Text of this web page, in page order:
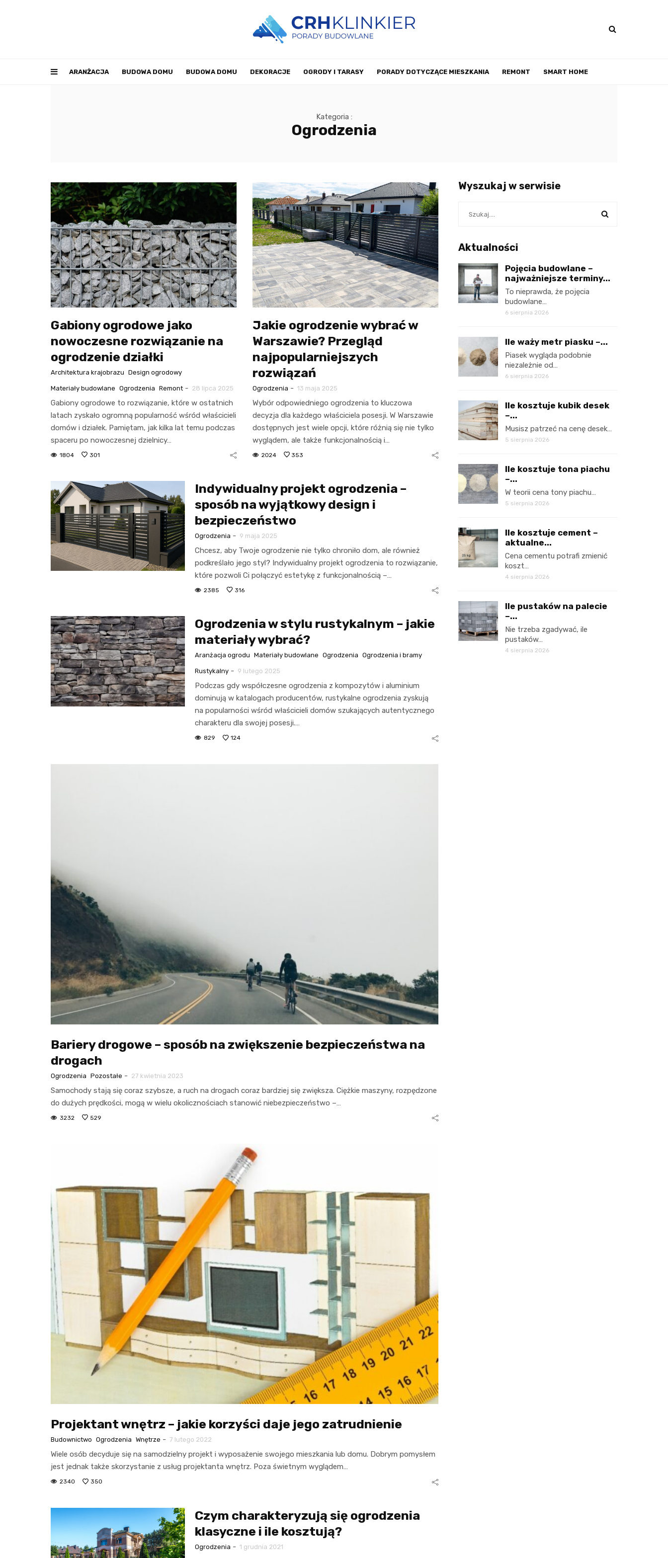
ARANŻACJA BUDOWA DOMU BUDOWA DOMU DEKORACJE OGRODY I TARASY PORADY DOTYCZĄCE MIESZKANIA REMONT SMART HOME
Kategoria :
Ogrodzenia
Gabiony ogrodowe jako
nowoczesne rozwiązanie na
ogrodzenie działki
Architektura krajobrazu Design ogrodowy
Materiały budowlane Ogrodzenia Remont - 28 lipca 2025
Gabiony ogrodowe to rozwiązanie, które w ostatnich
latach zyskało ogromną popularność wśród właścicieli
domów i działek. Pamiętam, jak kilka lat temu podczas
spaceru po nowoczesnej dzielnicy…
1804 301
Jakie ogrodzenie wybrać w
Warszawie? Przegląd
najpopularniejszych
rozwiązań
Ogrodzenia - 13 maja 2025
Wybór odpowiedniego ogrodzenia to kluczowa
decyzja dla każdego właściciela posesji. W Warszawie
dostępnych jest wiele opcji, które różnią się nie tylko
wyglądem, ale także funkcjonalnością i…
2024 353
Indywidualny projekt ogrodzenia –
sposób na wyjątkowy design i
bezpieczeństwo
Ogrodzenia - 9 maja 2025
Chcesz, aby Twoje ogrodzenie nie tylko chroniło dom, ale również
podkreślało jego styl? Indywidualny projekt ogrodzenia to rozwiązanie,
które pozwoli Ci połączyć estetykę z funkcjonalnością –…
2385 316
Ogrodzenia w stylu rustykalnym – jakie
materiały wybrać?
Aranżacja ogrodu Materiały budowlane Ogrodzenia Ogrodzenia i bramy
Rustykalny - 9 lutego 2025
Podczas gdy współczesne ogrodzenia z kompozytów i aluminium
dominują w katalogach producentów, rustykalne ogrodzenia zyskują
na popularności wśród właścicieli domów szukających autentycznego
charakteru dla swojej posesji.…
829 124
Bariery drogowe – sposób na zwiększenie bezpieczeństwa na
drogach
Ogrodzenia Pozostałe - 27 kwietnia 2023
Samochody stają się coraz szybsze, a ruch na drogach coraz bardziej się zwiększa. Ciężkie maszyny, rozpędzone
do dużych prędkości, mogą w wielu okolicznościach stanowić niebezpieczeństwo –…
3232 529
Projektant wnętrz – jakie korzyści daje jego zatrudnienie
Budownictwo Ogrodzenia Wnętrze - 7 lutego 2022
Wiele osób decyduje się na samodzielny projekt i wyposażenie swojego mieszkania lub domu. Dobrym pomysłem
jest jednak także skorzystanie z usług projektanta wnętrz. Poza świetnym wyglądem…
2340 350
Czym charakteryzują się ogrodzenia
klasyczne i ile kosztują?
Ogrodzenia - 1 grudnia 2021
Wyszukaj w serwisie
Aktualności
Pojęcia budowlane –
najważniejsze terminy...
To nieprawda, że pojęcia
budowlane…
6 sierpnia 2026
Ile waży metr piasku –...
Piasek wygląda podobnie
niezależnie od…
6 sierpnia 2026
Ile kosztuje kubik desek
–...
Musisz patrzeć na cenę desek…
5 sierpnia 2026
Ile kosztuje tona piachu
–...
W teorii cena tony piachu…
5 sierpnia 2026
Ile kosztuje cement –
aktualne...
Cena cementu potrafi zmienić
koszt…
4 sierpnia 2026
Ile pustaków na palecie
–...
Nie trzeba zgadywać, ile
pustaków…
4 sierpnia 2026